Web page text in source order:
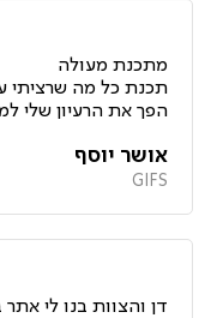
מתכנת מעולה
תכנת כל מה שרציתי
הפך את הרעיון שלי
אושר יוסף
GIFS
דן והצוות בנו לי